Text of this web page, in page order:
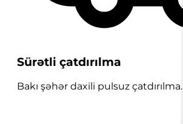
Sürətli çatdırılma
Bakı şəhər daxili pulsuz çatdırılma.